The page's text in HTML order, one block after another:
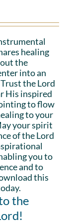
healing
the
into an
the Lord
His inspired
to flow
to your
your spirit
of the Lord
you to
and to
this
the